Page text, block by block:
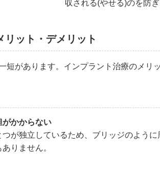
収される(やせる)のを防ぎ
リット・デメリット
短があります。インプラント治療のメリ
がかからない
が独立しているため、ブリッジのよう
りません。